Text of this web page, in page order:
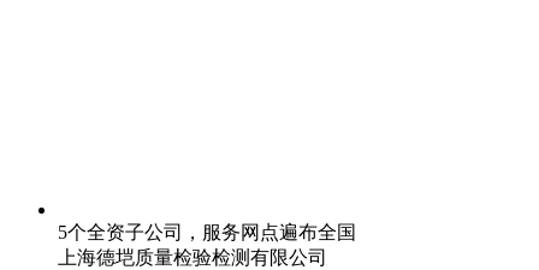
5个全资子公司，服务网点遍布全国
上海德垲质量检验检测有限公司